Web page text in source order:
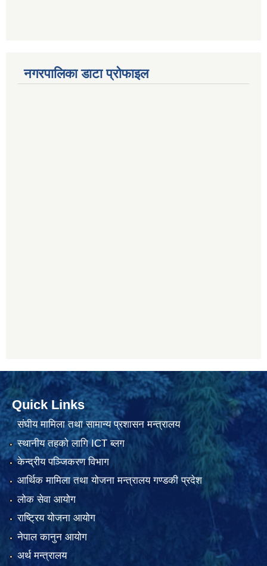
नगरपालिका डाटा प्रोफाइल
Quick Links
संघीय मामिला तथा सामान्य प्रशासन मन्त्रालय
स्थानीय तहको लागि ICT ब्लग
केन्द्रीय पञ्जिकरण विभाग
आर्थिक मामिला तथा योजना मन्त्रालय गण्डकी प्रदेश
लोक सेवा आयोग
राष्ट्रिय योजना आयोग
नेपाल कानुन आयोग
अर्थ मन्त्रालय